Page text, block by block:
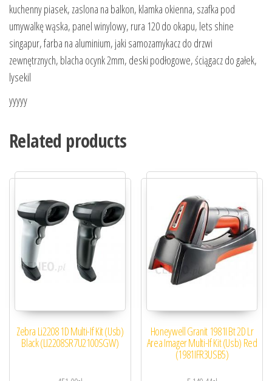
kuchenny piasek, zaslona na balkon, klamka okienna, szafka pod
umywalkę wąska, panel winylowy, rura 120 do okapu, lets shine
singapur, farba na aluminium, jaki samozamykacz do drzwi
zewnętrznych, blacha ocynk 2mm, deski podłogowe, ściągacz do gałek,
lysekil
yyyyy
Related products
Zebra Li2208 1D Multi-If Kit (Usb)
Black (LI2208SR7U2100SGW)
Honeywell Granit 1981I Bt 2D Lr
Area Imager Multi-If Kit (Usb) Red
(1981IFR3USB5)